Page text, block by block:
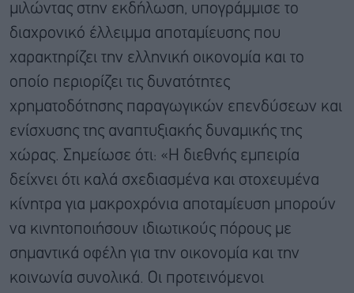
μιλώντας στην εκδήλωση, υπογράμμισε το
διαχρονικό έλλειμμα αποταμίευσης που
χαρακτηρίζει την ελληνική οικονομία και το
οποίο περιορίζει τις δυνατότητες
χρηματοδότησης παραγωγικών επενδύσεων και
ενίσχυσης της αναπτυξιακής δυναμικής της
χώρας. Σημείωσε ότι: «Η διεθνής εμπειρία
δείχνει ότι καλά σχεδιασμένα και στοχευμένα
κίνητρα για μακροχρόνια αποταμίευση μπορούν
να κινητοποιήσουν ιδιωτικούς πόρους με
σημαντικά οφέλη για την οικονομία και την
κοινωνία συνολικά. Οι προτεινόμενοι